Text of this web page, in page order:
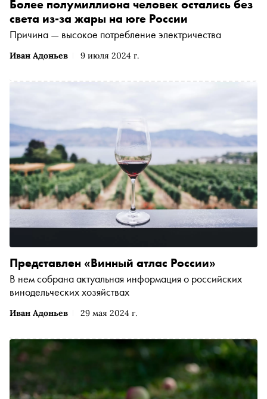
Иван Адоньев 9 июля 2024 г.
Более полумиллиона человек остались без
света из-за жары на юге России
Причина — высокое потребление электричества
Иван Адоньев 29 мая 2024 г.
Представлен «Винный атлас России»
В нем собрана актуальная информация о российских
винодельческих хозяйствах